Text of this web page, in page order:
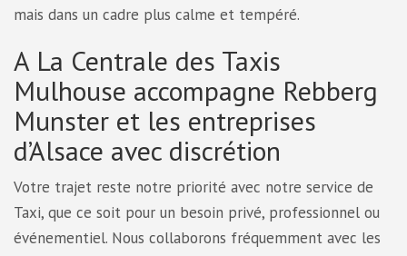
mais dans un cadre plus calme et tempéré.
A La Centrale des Taxis
Mulhouse accompagne Rebberg
Munster et les entreprises
d’Alsace avec discrétion
Votre trajet reste notre priorité avec notre service de
Taxi, que ce soit pour un besoin privé, professionnel ou
événementiel. Nous collaborons fréquemment avec les